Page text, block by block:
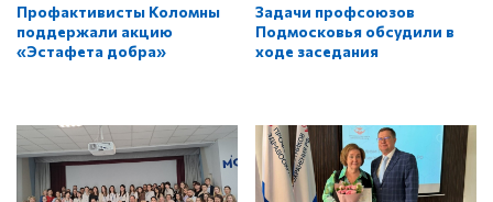
Профактивисты Коломны
поддержали акцию
«Эстафета добра»
Задачи профсоюзов
Подмосковья обсудили в
ходе заседания